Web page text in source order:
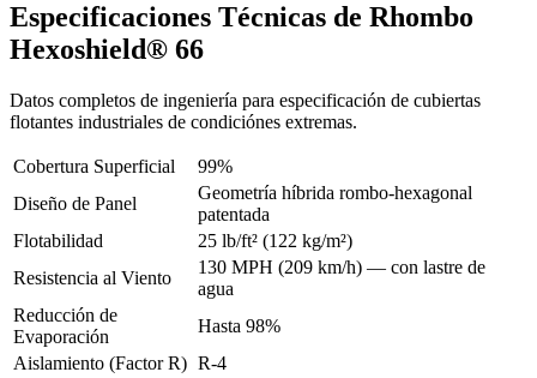
Especificaciones Técnicas de Rhombo
Hexoshield® 66
Datos completos de ingeniería para especificación de cubiertas
flotantes industriales de condiciónes extremas.
Cobertura Superficial
99%
Diseño de Panel
Geometría híbrida rombo-hexagonal
patentada
Flotabilidad
25 lb/ft² (122 kg/m²)
Resistencia al Viento
130 MPH (209 km/h) — con lastre de
agua
Reducción de
Evaporación
Hasta 98%
Aislamiento (Factor R) R-4